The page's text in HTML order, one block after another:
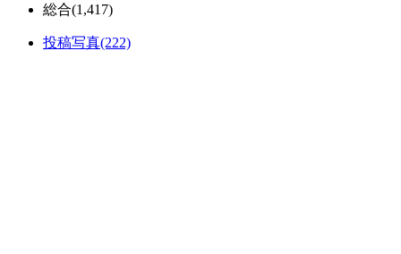
総合(1,417)
投稿写真(222)